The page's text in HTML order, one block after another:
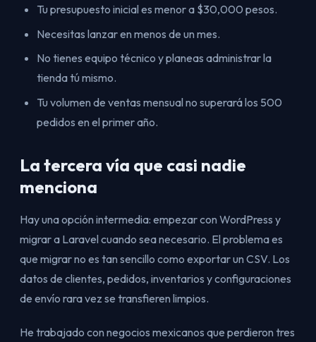
Tu presupuesto inicial es menor a $30,000 pesos.
Necesitas lanzar en menos de un mes.
No tienes equipo técnico y planeas administrar la
tienda tú mismo.
Tu volumen de ventas mensual no superará los 500
pedidos en el primer año.
La tercera vía que casi nadie
menciona
Hay una opción intermedia: empezar con WordPress y
migrar a Laravel cuando sea necesario. El problema es
que migrar no es tan sencillo como exportar un CSV. Los
datos de clientes, pedidos, inventarios y configuraciones
de envío rara vez se transfieren limpios.
He trabajado con negocios mexicanos que perdieron tres